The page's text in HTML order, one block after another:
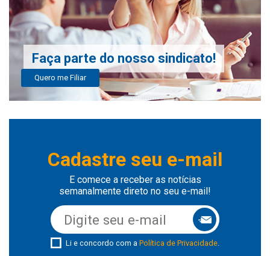
Faça parte do nosso sindicato!
Quero me Filiar
Cadastre seu e-mail
E comece a receber as notícias
semanalmente direto no seu e-mail!
Li e concordo com a Política de Privacidade.